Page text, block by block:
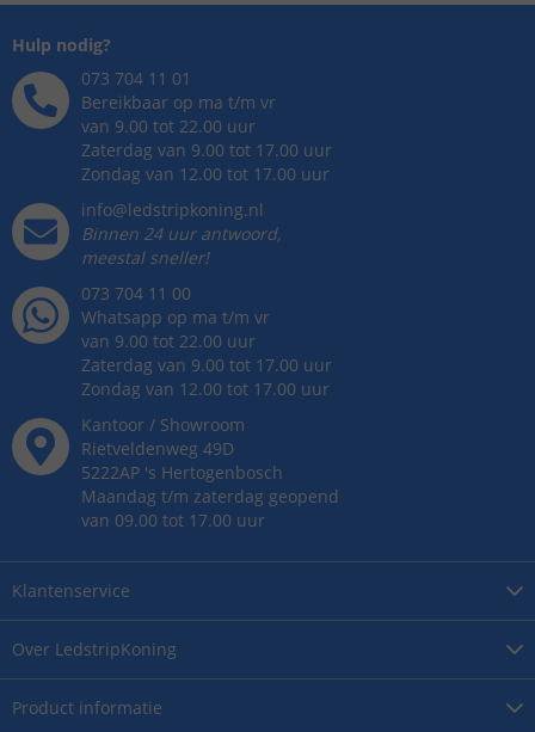
Over LedstripKoning
Product informatie
Klantenservice
Hulp nodig?
073 704 11 01
Bereikbaar op ma t/m vr
van 9.00 tot 22.00 uur
Zaterdag van 9.00 tot 17.00 uur
Zondag van 12.00 tot 17.00 uur
info@ledstripkoning.nl
Binnen 24 uur antwoord,
meestal sneller!
073 704 11 00
Whatsapp op ma t/m vr
van 9.00 tot 22.00 uur
Zaterdag van 9.00 tot 17.00 uur
Zondag van 12.00 tot 17.00 uur
Kantoor / Showroom
Rietveldenweg 49D
5222AP 's Hertogenbosch
Maandag t/m zaterdag geopend
van 09.00 tot 17.00 uur